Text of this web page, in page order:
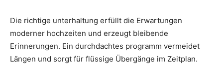
Die richtige unterhaltung erfüllt die Erwartungen
moderner hochzeiten und erzeugt bleibende
Erinnerungen. Ein durchdachtes programm vermeidet
Längen und sorgt für flüssige Übergänge im Zeitplan.